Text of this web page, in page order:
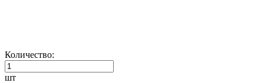
Количество:
шт